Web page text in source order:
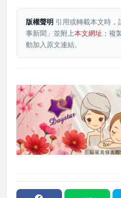
版權聲明 引用或轉載本文時
事新聞」並附上本文網址 ；複
動加入原文連結。